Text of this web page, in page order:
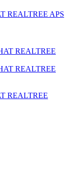
APS
REALTREE